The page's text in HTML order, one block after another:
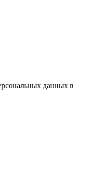
данных в